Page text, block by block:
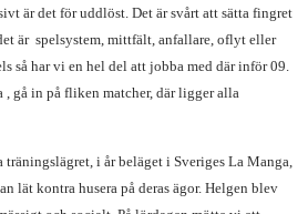
är det för uddlöst. Det är svårt att sätta fingret
är spelsystem, mittfält, anfallare, oflyt eller
så har vi en hel del att jobba med där inför 09.
, gå in på fliken matcher, där ligger alla
i år beläget i Sveriges La Manga,
lät kontra husera på deras ägor. Helgen blev